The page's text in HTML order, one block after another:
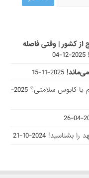
از کشور | وقتی فاصله
2025-12-04
2025-11-15
یا کابوس سلامتی؟
2025-
2024-10-21